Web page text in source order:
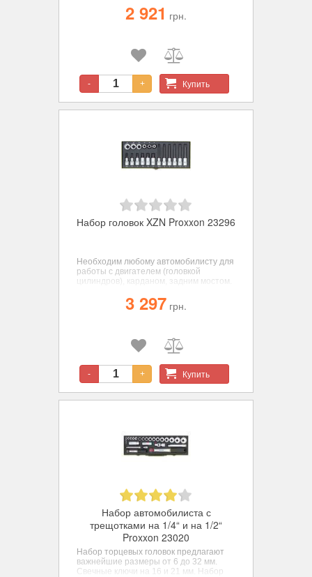
удлинённом варианте 100 мм), усилие
затяжки 23-210 Нм.
2 921 грн.
- + Купить
Набор головок XZN Proxxon 23296
Необходим любому автомобилисту для
работы с двигателем (головкой
цилиндров), карданом, задним мостом.
3 297 грн.
- + Купить
Набор автомобилиста с
трещотками на 1/4“ и на 1/2“
Proxxon 23020
Набор торцевых головок предлагают
важнейшие размеры от 6 до 32 мм.
Свечные ключи на 16 и 21 мм.
Набор